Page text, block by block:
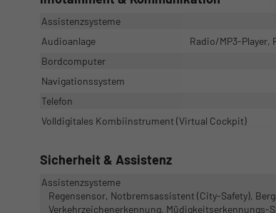
Assistenzsysteme
Audioanlage
Radio/MP3-Player,
Bordcomputer
Navigationssystem
Telefon
Volldigitales Kombiinstrument (Virtual Cockpit)
Sicherheit & Assistenz
Assistenzsysteme
Regensensor, Notbremsassistent (City-Safety),
Verkehrzeichenerkennung,